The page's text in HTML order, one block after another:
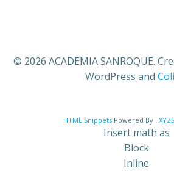
© 2026 ACADEMIA SANROQUE.
WordPress and
HTML Snippets Powered By :
Insert math as
Block
Inline